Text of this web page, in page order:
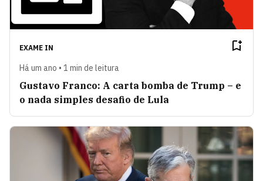
EXAME IN
Há um ano • 1 min de leitura
Gustavo Franco: A carta bomba de Trump – e
o nada simples desafio de Lula